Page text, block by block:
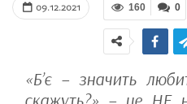
09.12.2021 0
160
«Б’є – значить